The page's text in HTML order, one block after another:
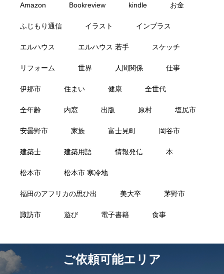
Amazon Bookreview kindle お金
ふじもり通信 イラスト インプラス
エルハウス エルハウス 若手 スケッチ
リフォーム 世界 人間関係 仕事
伊那市 住まい 健康 全世代
全年齢 内窓 出版 原村 塩尻市
安曇野市 家族 富士見町 岡谷市
建築士 建築用語 情報発信 本
松本市 松本市 寒冷地
福田のアフリカの思ひ出 美大卒 茅野市
諏訪市 遊び 電子書籍 食事
ご依頼可能エリア